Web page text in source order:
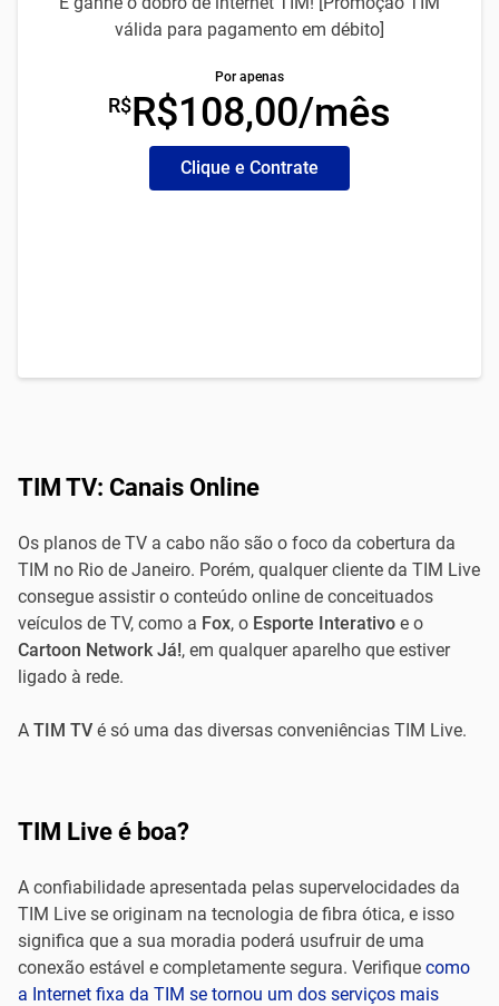
válida para pagamento em débito]
Por apenas
R$R$108,00/mês
Clique e Contrate
TIM TV: Canais Online
Os planos de TV a cabo não são o foco da cobertura da
TIM no Rio de Janeiro. Porém, qualquer cliente da TIM Live
consegue assistir o conteúdo online de conceituados
veículos de TV, como a Fox, o Esporte Interativo e o
Cartoon Network Já!, em qualquer aparelho que estiver
ligado à rede.
A TIM TV é só uma das diversas conveniências TIM Live.
TIM Live é boa?
A confiabilidade apresentada pelas supervelocidades da
TIM Live se originam na tecnologia de fibra ótica, e isso
significa que a sua moradia poderá usufruir de uma
conexão estável e completamente segura. Verifique como
a Internet fixa da TIM se tornou um dos serviços mais